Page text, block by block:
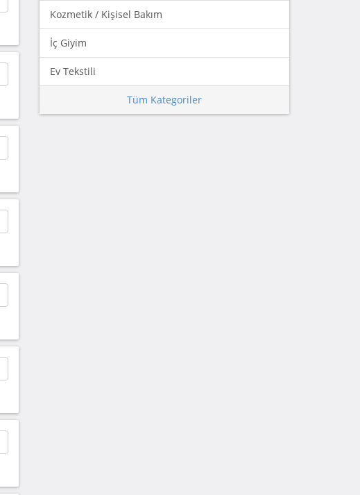
Kozmetik / Kişisel Bakım
İç Giyim
Ev Tekstili
Tüm Kategoriler